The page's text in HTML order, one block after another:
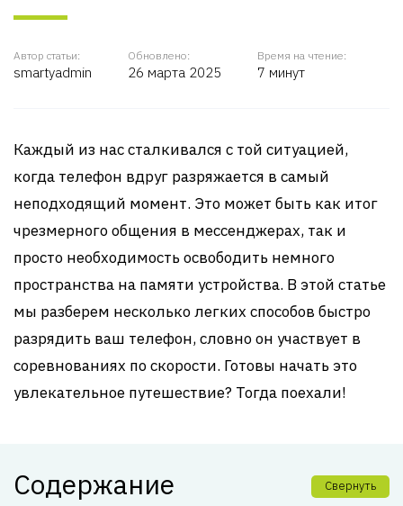
Автор статьи:
smartyadmin
Обновлено:
26 марта 2025
Время на чтение:
7 минут
Каждый из нас сталкивался с той ситуацией,
когда телефон вдруг разряжается в самый
неподходящий момент. Это может быть как итог
чрезмерного общения в мессенджерах, так и
просто необходимость освободить немного
пространства на памяти устройства. В этой статье
мы разберем несколько легких способов быстро
разрядить ваш телефон, словно он участвует в
соревнованиях по скорости. Готовы начать это
увлекательное путешествие? Тогда поехали!
Содержание Свернуть